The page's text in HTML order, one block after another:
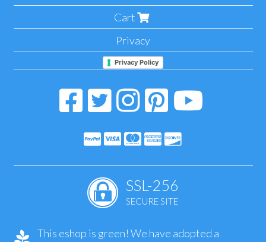
Cart
Privacy
Privacy Policy
SSL-256
SECURE SITE
This eshop is green! We have adopted a